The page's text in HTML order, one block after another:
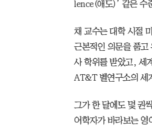
lence(애도)’ 같은 수
채 교수는 대학 시절
근본적인 의문을 품고
사 학위를 받았고, 세
AT&T 벨연구소의 세
그가 한 달에도 몇 권
어학자가 바라보는 영